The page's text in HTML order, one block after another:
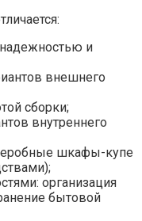
и
внешнего
сборки;
внутреннего
шкафы-купе
организация
бытовой